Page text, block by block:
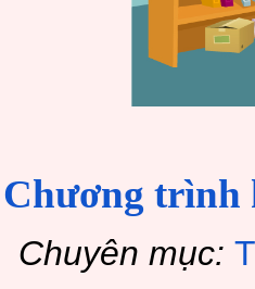
Chương trình
Chuyên mục: